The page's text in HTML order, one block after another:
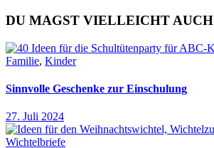
DU MAGST VIELLEICHT AUCH
Familie, Kinder
Sinnvolle Geschenke zur Einschulung
27. Juli 2024